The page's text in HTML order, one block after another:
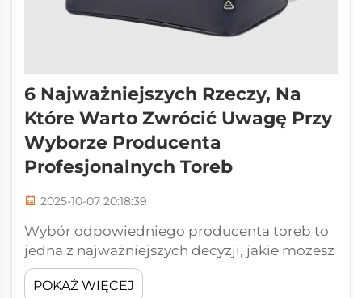
6 Najważniejszych Rzeczy, Na
Które Warto Zwrócić Uwagę Przy
Wyborze Producenta
Profesjonalnych Toreb
2025-10-07 20:18:39
Wybór odpowiedniego producenta toreb to
jedna z najważniejszych decyzji, jakie możesz
podjąć dla swojej marki lub linii produktów.
To relacja, która dotyczy nie tylko produkcji,
POKAŻ WIĘCEJ